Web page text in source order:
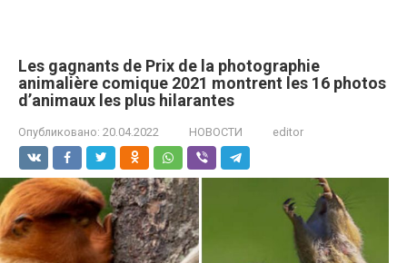
Les gagnants de Prix ​​de la photographie
animalière comique 2021 montrent les 16 photos
d’animaux les plus hilarantes
Опубликовано: 20.04.2022 НОВОСТИ editor